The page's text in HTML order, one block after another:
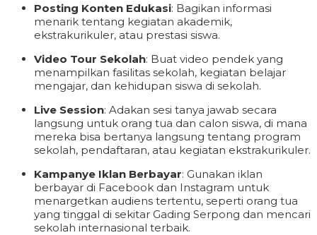
Posting Konten Edukasi: Bagikan informasi
menarik tentang kegiatan akademik,
ekstrakurikuler, atau prestasi siswa.
Video Tour Sekolah: Buat video pendek yang
menampilkan fasilitas sekolah, kegiatan belajar
mengajar, dan kehidupan siswa di sekolah.
Live Session: Adakan sesi tanya jawab secara
langsung untuk orang tua dan calon siswa, di mana
mereka bisa bertanya langsung tentang program
sekolah, pendaftaran, atau kegiatan ekstrakurikuler.
Kampanye Iklan Berbayar: Gunakan iklan
berbayar di Facebook dan Instagram untuk
menargetkan audiens tertentu, seperti orang tua
yang tinggal di sekitar Gading Serpong dan mencari
sekolah internasional terbaik.